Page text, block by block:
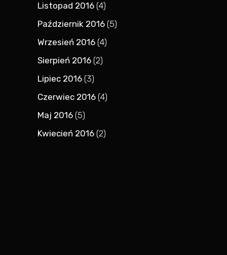
Listopad 2016 (4)
Październik 2016 (5)
Wrzesień 2016 (4)
Sierpień 2016 (2)
Lipiec 2016 (3)
Czerwiec 2016 (4)
Maj 2016 (5)
Kwiecień 2016 (2)